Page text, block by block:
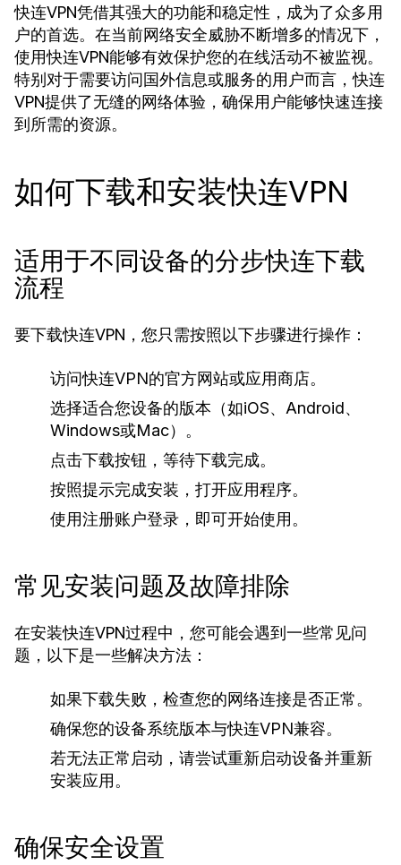
快连VPN凭借其强大的功能和稳定性，成为了众多用
户的首选。在当前网络安全威胁不断增多的情况下，
使用快连VPN能够有效保护您的在线活动不被监视。
特别对于需要访问国外信息或服务的用户而言，快连
VPN提供了无缝的网络体验，确保用户能够快速连接
到所需的资源。
如何下载和安装快连VPN
适用于不同设备的分步快连下载
流程
要下载快连VPN，您只需按照以下步骤进行操作：
访问快连VPN的官方网站或应用商店。
选择适合您设备的版本（如iOS、Android、
Windows或Mac）。
点击下载按钮，等待下载完成。
按照提示完成安装，打开应用程序。
使用注册账户登录，即可开始使用。
常见安装问题及故障排除
在安装快连VPN过程中，您可能会遇到一些常见问
题，以下是一些解决方法：
如果下载失败，检查您的网络连接是否正常。
确保您的设备系统版本与快连VPN兼容。
若无法正常启动，请尝试重新启动设备并重新
安装应用。
确保安全设置